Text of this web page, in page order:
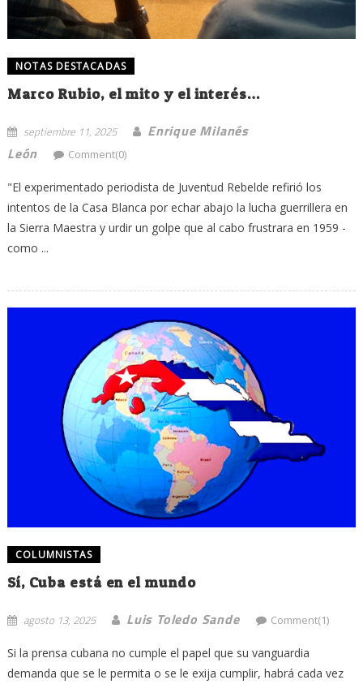
NOTAS DESTACADAS
Marco Rubio, el mito y el interés…
septiembre 11, 2025
Enrique Milanés
León
Comment(0)
"El experimentado periodista de Juventud Rebelde refirió los
intentos de la Casa Blanca por echar abajo la lucha guerrillera en
la Sierra Maestra y urdir un golpe que al cabo frustrara en 1959 -
como ...
COLUMNISTAS
Sí, Cuba está en el mundo
agosto 13, 2025 Luis Toledo Sande Comment(1)
Si la prensa cubana no cumple el papel que su vanguardia
demanda que se le permita o se le exija cumplir, habrá cada vez